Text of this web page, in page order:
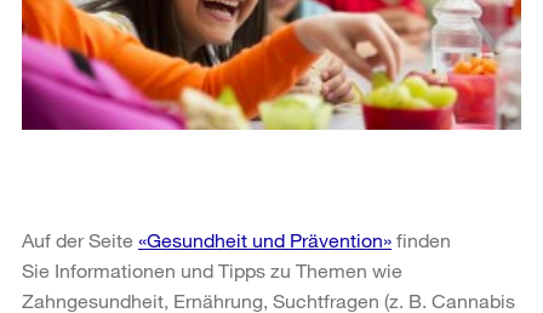
Auf der Seite «Gesundheit und Prävention» finden
Sie Informationen und Tipps zu Themen wie
Zahngesundheit, Ernährung, Suchtfragen (z. B. Cannabis